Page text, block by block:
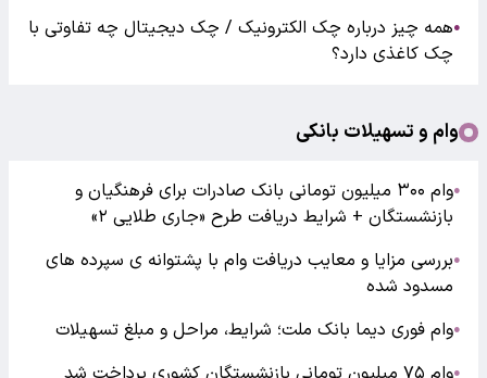
●همه چیز درباره چک الکترونیک / چک دیجیتال چه تفاوتی با
چک کاغذی دارد؟
وام و تسهیلات بانکی
●
وام ۳۰۰ میلیون تومانی بانک صادرات برای فرهنگیان و
بازنشستگان + شرایط دریافت طرح «جاری طلایی ۲»
●بررسی مزایا و معایب دریافت وام با پشتوانه ی سپرده های
مسدود شده
●وام فوری دیما بانک ملت؛ شرایط، مراحل و مبلغ تسهیلات
●